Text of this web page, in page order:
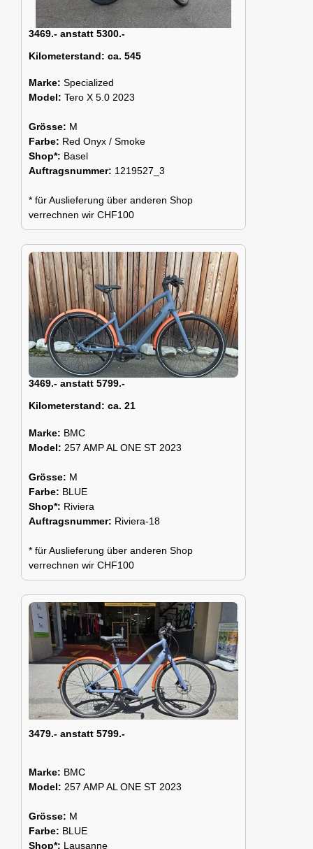
3469.- anstatt 5300.-
Kilometerstand: ca. 545
Marke: Specialized
Model: Tero X 5.0 2023
Grösse: M
Farbe: Red Onyx / Smoke
Shop*: Basel
Auftragsnummer: 1219527_3
* für Auslieferung über anderen Shop
verrechnen wir CHF100
3469.- anstatt 5799.-
Kilometerstand: ca. 21
Marke: BMC
Model: 257 AMP AL ONE ST 2023
Grösse: M
Farbe: BLUE
Shop*: Riviera
Auftragsnummer: Riviera-18
* für Auslieferung über anderen Shop
verrechnen wir CHF100
3479.- anstatt 5799.-
Marke: BMC
Model: 257 AMP AL ONE ST 2023
Grösse: M
Farbe: BLUE
Shop*: Lausanne